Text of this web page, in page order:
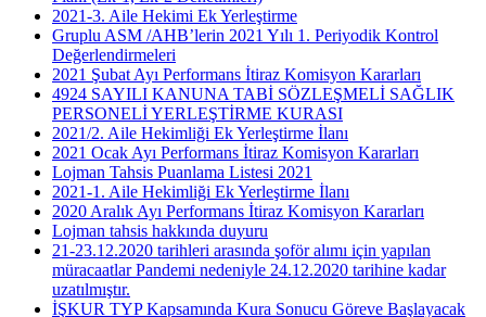
2021-3. Aile Hekimi Ek Yerleştirme
Gruplu ASM /AHB’lerin 2021 Yılı 1. Periyodik Kontrol
Değerlendirmeleri
2021 Şubat Ayı Performans İtiraz Komisyon Kararları
4924 SAYILI KANUNA TABİ SÖZLEŞMELİ SAĞLIK
PERSONELİ YERLEŞTİRME KURASI
2021/2. Aile Hekimliği Ek Yerleştirme İlanı
2021 Ocak Ayı Performans İtiraz Komisyon Kararları
Lojman Tahsis Puanlama Listesi 2021
2021-1. Aile Hekimliği Ek Yerleştirme İlanı
2020 Aralık Ayı Performans İtiraz Komisyon Kararları
Lojman tahsis hakkında duyuru
21-23.12.2020 tarihleri arasında şoför alımı için yapılan
müracaatlar Pandemi nedeniyle 24.12.2020 tarihine kadar
uzatılmıştır.
İŞKUR TYP Kapsamında Kura Sonucu Göreve Başlayacak